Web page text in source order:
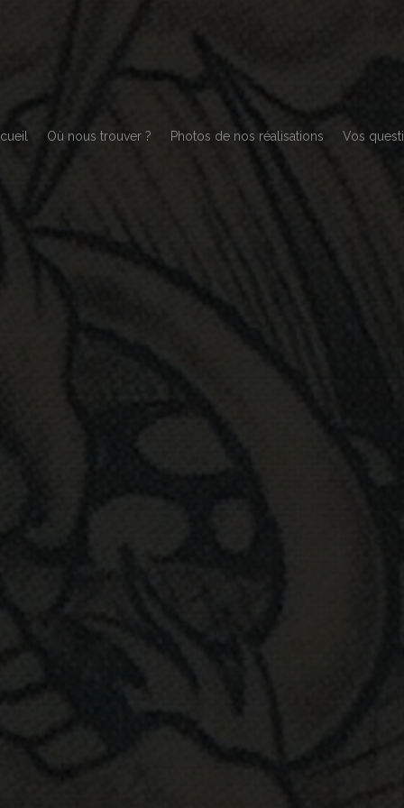
Où nous trouver ? Photos de nos réalisations Vos